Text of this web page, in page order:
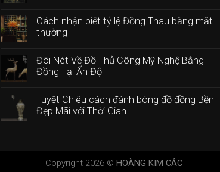
Cách nhận biết tỷ lệ Đồng Thau bằng mắt
thường
Đôi Nét Về Đồ Thủ Công Mỹ Nghệ Bằng
Đồng Tại Ấn Độ
Tuyệt Chiêu cách đánh bóng đồ đồng Bền
Đẹp Mãi với Thời Gian
Copyright 2026 © HOÀNG KIM CÁC